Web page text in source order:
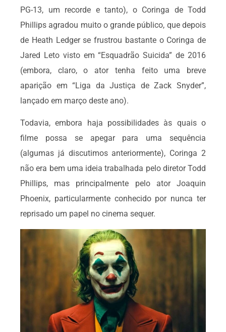
PG-13, um recorde e tanto), o Coringa de Todd
Phillips agradou muito o grande público, que depois
de Heath Ledger se frustrou bastante o Coringa de
Jared Leto visto em “Esquadrão Suicida” de 2016
(embora, claro, o ator tenha feito uma breve
aparição em “Liga da Justiça de Zack Snyder”,
lançado em março deste ano).
Todavia, embora haja possibilidades às quais o
filme possa se apegar para uma sequência
(algumas já discutimos anteriormente), Coringa 2
não era bem uma ideia trabalhada pelo diretor Todd
Phillips, mas principalmente pelo ator Joaquin
Phoenix, particularmente conhecido por nunca ter
reprisado um papel no cinema sequer.